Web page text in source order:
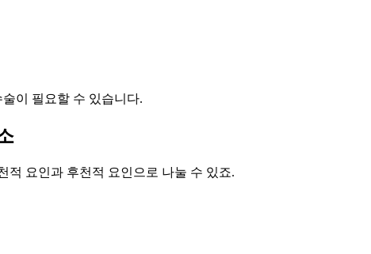
이 필요할 수 있습니다.
적 요인과 후천적 요인으로 나눌 수 있죠.